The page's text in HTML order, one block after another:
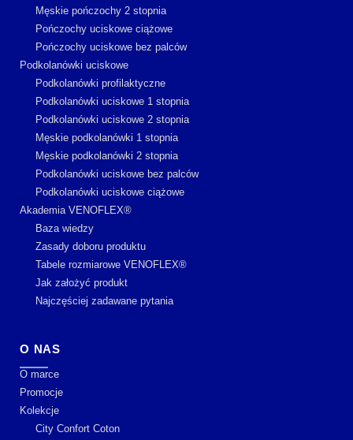
Męskie pończochy 2 stopnia
Pończochy uciskowe ciążowe
Pończochy uciskowe bez palców
Podkolanówki uciskowe
Podkolanówki profilaktyczne
Podkolanówki uciskowe 1 stopnia
Podkolanówki uciskowe 2 stopnia
Męskie podkolanówki 1 stopnia
Męskie podkolanówki 2 stopnia
Podkolanówki uciskowe bez palców
Podkolanówki uciskowe ciążowe
Akademia VENOFLEX®
Baza wiedzy
Zasady doboru produktu
Tabele rozmiarowe VENOFLEX®
Jak założyć produkt
Najczęściej zadawane pytania
O NAS
O marce
Promocje
Kolekcje
City Confort Coton